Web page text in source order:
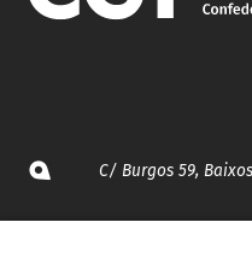
C/ Burgos 59,